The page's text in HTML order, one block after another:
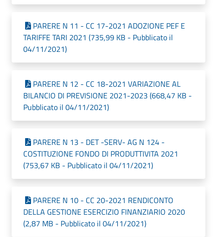
PARERE N 11 - CC 17-2021 ADOZIONE PEF E
TARIFFE TARI 2021 (735,99 KB - Pubblicato il
04/11/2021)
PARERE N 12 - CC 18-2021 VARIAZIONE AL
BILANCIO DI PREVISIONE 2021-2023 (668,47 KB -
Pubblicato il 04/11/2021)
PARERE N 13 - DET -SERV- AG N 124 -
COSTITUZIONE FONDO DI PRODUTTIVITA 2021
(753,67 KB - Pubblicato il 04/11/2021)
PARERE N 10 - CC 20-2021 RENDICONTO
DELLA GESTIONE ESERCIZIO FINANZIARIO 2020
(2,87 MB - Pubblicato il 04/11/2021)